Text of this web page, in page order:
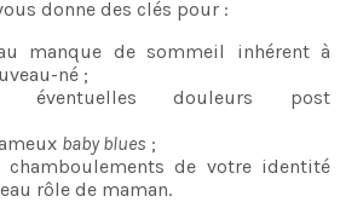
donne des clés pour :
manque de sommeil inhérent à
né ;
éventuelles douleurs post
baby blues ;
de votre identité
rôle de maman.